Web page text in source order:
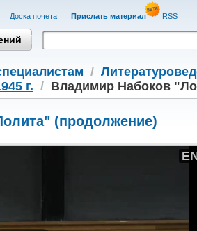
Доска почета Прислать материал RSS
/
г. / Владимир Набоков
(продолжение)